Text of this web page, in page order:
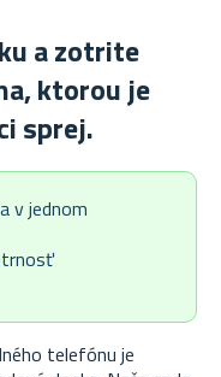
a zotrite
ktorou je
sprej.
v jednom
telefónu je